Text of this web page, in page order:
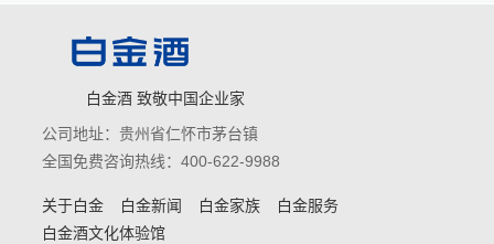
白金酒 致敬中国企业家
公司地址：贵州省仁怀市茅台镇
全国免费咨询热线：400-622-9988
关于白金 白金新闻 白金家族
白金服务
白金酒文化体验馆